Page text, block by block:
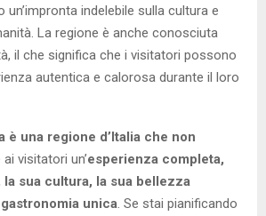
un’impronta indelebile sulla cultura e
La regione è anche conosciuta
il che significa che i visitatori possono
autentica e calorosa durante il loro
è una regione d’Italia che non
ai visitatori un’esperienza completa,
la sua cultura, la sua bellezza
unica . Se stai pianificando